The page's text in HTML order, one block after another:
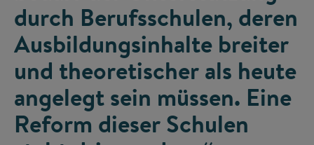
durch Berufsschulen, deren
Ausbildungsinhalte breiter
und theoretischer als heute
angelegt sein müssen. Eine
Reform dieser Schulen